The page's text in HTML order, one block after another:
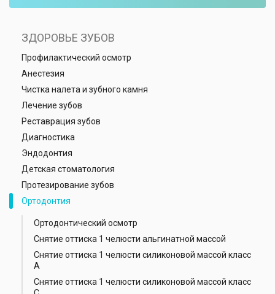
ЗДОРОВЬЕ ЗУБОВ
Профилактический осмотр
Анестезия
Чистка налета и зубного камня
Лечение зубов
Реставрация зубов
Диагностика
Эндодонтия
Детская стоматология
Протезирование зубов
Ортодонтия
Ортодонтический осмотр
Снятие оттиска 1 челюсти альгинатной массой
Снятие оттиска 1 челюсти силиконовой массой класс
А
Снятие оттиска 1 челюсти силиконовой массой класс